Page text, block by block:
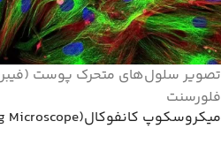
تصویر سلول‌های متحرک پوست
فلورسنت
میکروسکوپ کانفوکال(Confocal Laser Scanning Microscope)